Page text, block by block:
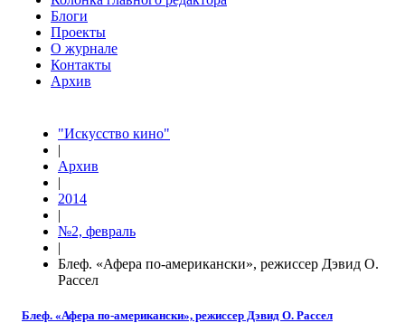
Блоги
Проекты
О журнале
Контакты
Архив
"Искусство кино"
|
Архив
|
2014
|
№2, февраль
|
Блеф. «Афера по-американски», режиссер Дэвид О.
Рассел
Блеф. «Афера по-американски», режиссер Дэвид О. Рассел